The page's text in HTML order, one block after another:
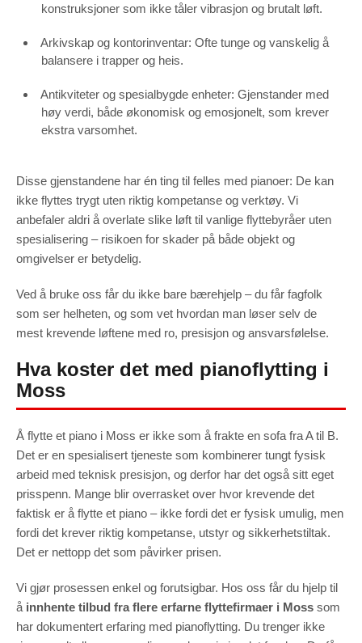
konstruksjoner som ikke tåler vibrasjon og brutalt løft.
Arkivskap og kontorinventar: Ofte tunge og vanskelig å
balansere i trapper og heis.
Antikviteter og spesialbygde enheter: Gjenstander med
høy verdi, både økonomisk og emosjonelt, som krever
ekstra varsomhet.
Disse gjenstandene har én ting til felles med pianoer: De kan
ikke flyttes trygt uten riktig kompetanse og verktøy. Vi
anbefaler aldri å overlate slike løft til vanlige flyttebyråer uten
spesialisering – risikoen for skader på både objekt og
omgivelser er betydelig.
Ved å bruke oss får du ikke bare bærehjelp – du får fagfolk
som ser helheten, og som vet hvordan man løser selv de
mest krevende løftene med ro, presisjon og ansvarsfølelse.
Hva koster det med pianoflytting i
Moss
Å flytte et piano i Moss er ikke som å frakte en sofa fra A til B.
Det er en spesialisert tjeneste som kombinerer tungt fysisk
arbeid med teknisk presisjon, og derfor har det også sitt eget
prisspenn. Mange blir overrasket over hvor krevende det
faktisk er å flytte et piano – ikke fordi det er fysisk umulig, men
fordi det krever riktig kompetanse, utstyr og sikkerhetstiltak.
Det er nettopp det som påvirker prisen.
Vi gjør prosessen enkel og forutsigbar. Hos oss får du hjelp til
å innhente tilbud fra flere erfarne flyttefirmaer i Moss som
har dokumentert erfaring med pianoflytting. Du trenger ikke